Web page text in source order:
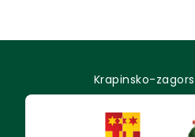
Krapinsko-